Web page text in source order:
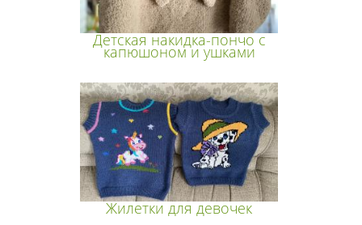
Детская накидка-пончо с
капюшоном и ушками
Жилетки для девочек